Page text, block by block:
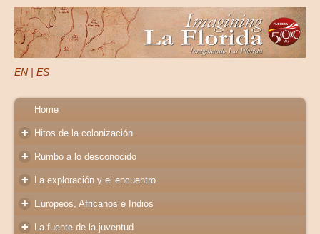
EN | ES
Home
+ Hitos de la colonización
+ Rumbo a lo desconocido
+ La exploración y el encuentro
+ Europeos, Africanos e Indios
+ La fuente de la juventud